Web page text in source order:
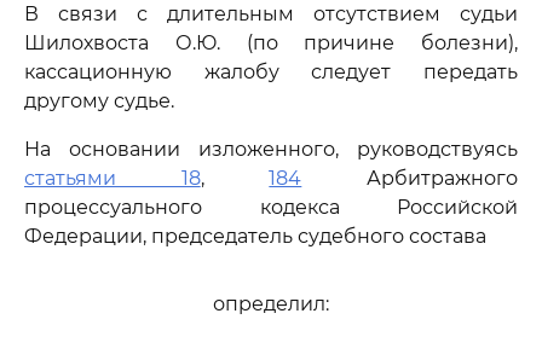
В связи с длительным отсутствием судьи
Шилохвоста О.Ю. (по причине болезни),
кассационную жалобу следует передать
другому судье.
На основании изложенного, руководствуясь
статьями 18,184 Арбитражного
процессуального кодекса Российской
Федерации, председатель судебного состава
определил: